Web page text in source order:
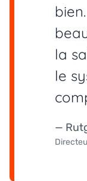
la
le
—